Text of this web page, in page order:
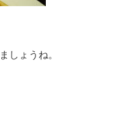
しょうね。